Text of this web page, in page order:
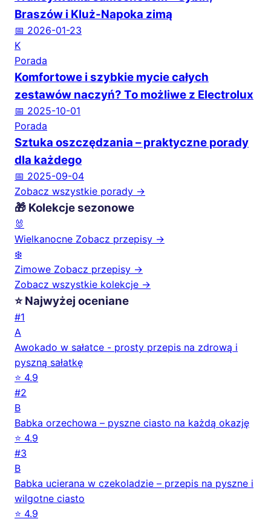
Braszów i Kluż-Napoka zimą
📅 2026-01-23
K
Porada
Komfortowe i szybkie mycie całych
zestawów naczyń? To możliwe z Electrolux
📅 2025-10-01
Porada
Sztuka oszczędzania – praktyczne porady
dla każdego
📅 2025-09-04
Zobacz wszystkie porady →
🎁 Kolekcje sezonowe
🐰
Wielkanocne Zobacz przepisy →
❄️
Zimowe Zobacz przepisy →
Zobacz wszystkie kolekcje →
⭐ Najwyżej oceniane
#1
A
Awokado w sałatce - prosty przepis na zdrową i
pyszną sałatkę
⭐ 4.9
#2
B
Babka orzechowa – pyszne ciasto na każdą okazję
⭐ 4.9
#3
B
Babka ucierana w czekoladzie – przepis na pyszne i
wilgotne ciasto
⭐ 4.9